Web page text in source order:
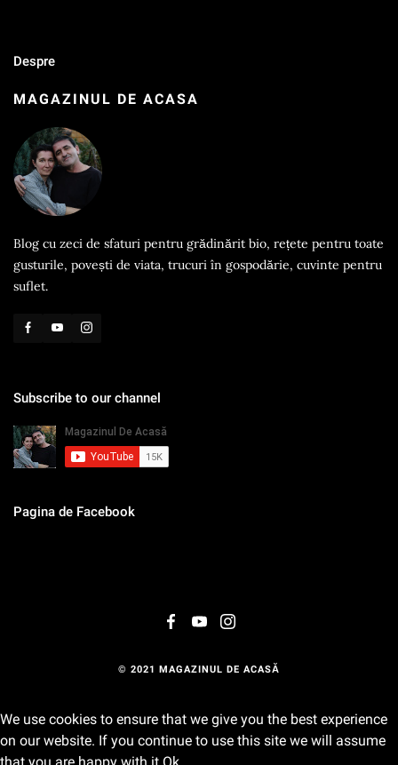
Despre
MAGAZINUL DE ACASA
Blog cu zeci de sfaturi pentru grădinărit bio, rețete pentru toate
gusturile, povești de viata, trucuri în gospodărie, cuvinte pentru
suflet.
Subscribe to our channel
Pagina de Facebook
© 2021 MAGAZINUL DE ACASĂ
We use cookies to ensure that we give you the best experience
on our website. If you continue to use this site we will assume